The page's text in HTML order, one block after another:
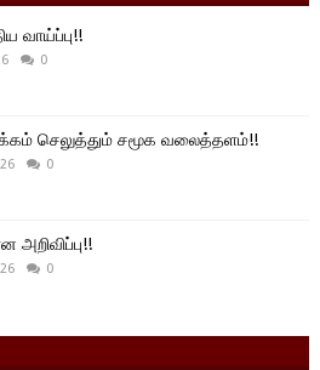
வாய்ப்பு!!
0
செலுத்தும் சமூக வலைத்தளம்!!
0
அறிவிப்பு!!
0